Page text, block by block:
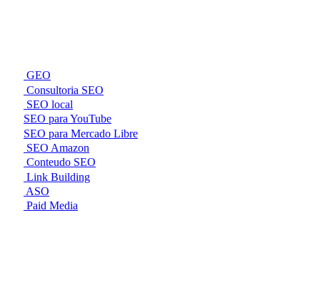
GEO
Consultoria SEO
SEO local
SEO para YouTube
SEO para Mercado Libre
SEO Amazon
Conteudo SEO
Link Building
ASO
Paid Media